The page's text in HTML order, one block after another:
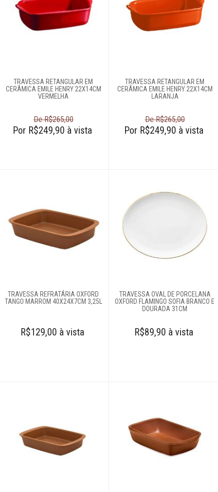
TRAVESSA RETANGULAR EM
CERÂMICA EMILE HENRY 22X14CM
VERMELHA
De R$265,00
Por R$249,90 à vista
TRAVESSA RETANGULAR EM
CERÂMICA EMILE HENRY 22X14CM
LARANJA
De R$265,00
Por R$249,90 à vista
TRAVESSA REFRATÁRIA OXFORD
TANGO MARROM 40X24X7CM 3,25L
R$129,00 à vista
TRAVESSA OVAL DE PORCELANA
OXFORD FLAMINGO SOFIA BRANCO E
DOURADA 31CM
R$89,90 à vista